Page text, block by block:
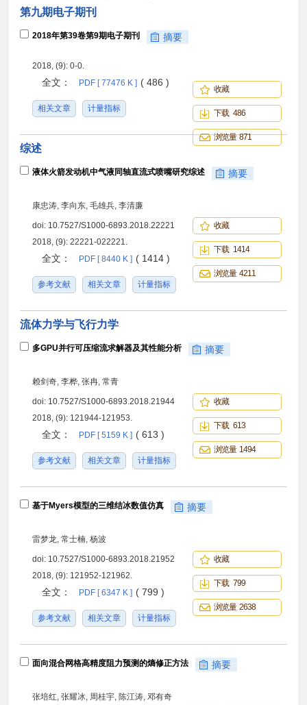
第九期电子期刊
2018年第39卷第9期电子期刊 摘要
2018, (9): 0-0.
全文： PDF [ 77476 K ] ( 486 )
相关文章 计量指标
收藏
下载 486
浏览量 871
综述
液体火箭发动机中气液同轴直流式喷嘴研究综述 摘要
康忠涛, 李向东, 毛雄兵, 李清廉
doi: 10.7527/S1000-6893.2018.22221
2018, (9): 22221-022221.
全文： PDF [ 8440 K ] ( 1414 )
参考文献 相关文章 计量指标
收藏
下载 1414
浏览量 4211
流体力学与飞行力学
多GPU并行可压缩流求解器及其性能分析 摘要
赖剑奇, 李桦, 张冉, 常青
doi: 10.7527/S1000-6893.2018.21944
2018, (9): 121944-121953.
全文： PDF [ 5159 K ] ( 613 )
参考文献 相关文章 计量指标
收藏
下载 613
浏览量 1494
基于Myers模型的三维结冰数值仿真 摘要
雷梦龙, 常士楠, 杨波
doi: 10.7527/S1000-6893.2018.21952
2018, (9): 121952-121962.
全文： PDF [ 6347 K ] ( 799 )
参考文献 相关文章 计量指标
收藏
下载 799
浏览量 2638
面向混合网格高精度阻力预测的熵修正方法 摘要
张培红, 张耀冰, 周桂宇, 陈江涛, 邓有奇